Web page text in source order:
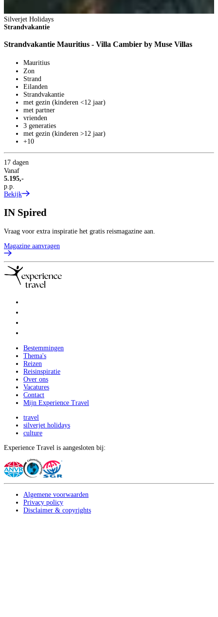
Silverjet Holidays
Strandvakantie
Strandvakantie Mauritius - Villa Cambier by Muse Villas
Mauritius
Zon
Strand
Eilanden
Strandvakantie
met gezin (kinderen <12 jaar)
met partner
vrienden
3 generaties
met gezin (kinderen >12 jaar)
+10
17 dagen
Vanaf
5.195,-
p.p.
Bekijk
IN Spired
Vraag voor extra inspiratie het gratis reismagazine aan.
Magazine aanvragen
Bestemmingen
Thema's
Reizen
Reisinspiratie
Over ons
Vacatures
Contact
Mijn Experience Travel
travel
silverjet holidays
culture
Experience Travel is aangesloten bij:
Algemene voorwaarden
Privacy policy
Disclaimer & copyrights